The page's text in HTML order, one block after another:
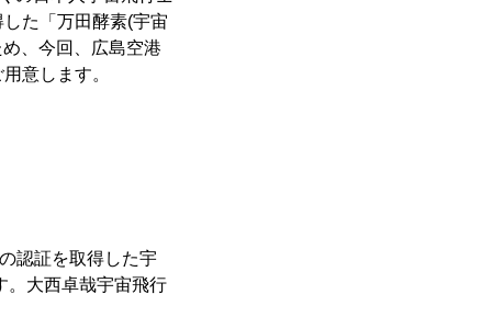
た「万田酵素(宇宙
、今回、広島空港
意します。
認証を取得した宇
。大西卓哉宇宙飛行